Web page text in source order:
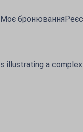
Моє бронювання